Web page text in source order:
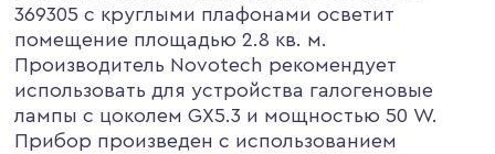
369305 с круглыми плафонами осветит
помещение площадью 2.8 кв. м.
Производитель Novotech рекомендует
использовать для устройства галогеновые
лампы с цоколем GX5.3 и мощностью 50 W.
Прибор произведен с использованием